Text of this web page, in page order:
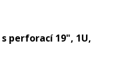
perforací 19", 1U,